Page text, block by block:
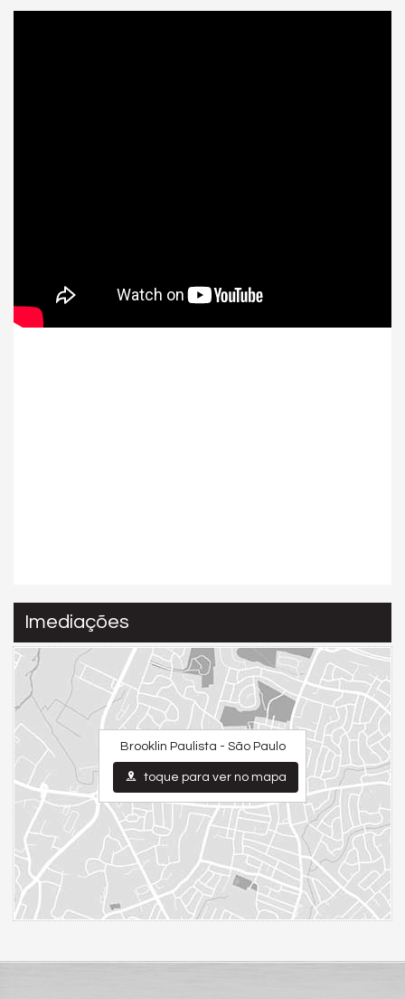
Imediações
Brooklin Paulista - São Paulo
toque para ver no mapa